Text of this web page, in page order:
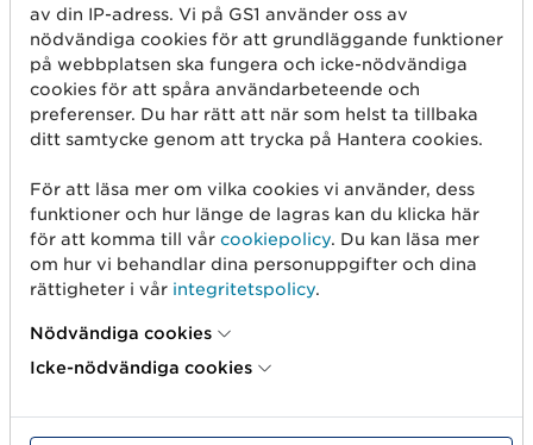
L
m
n
d
m
av din IP-adress. Vi på GS1 använder oss av
nödvändiga cookies för att grundläggande funktioner
på webbplatsen ska fungera och icke-nödvändiga
cookies för att spåra användarbeteende och
preferenser. Du har rätt att när som helst ta tillbaka
ditt samtycke genom att trycka på Hantera cookies.
För att läsa mer om vilka cookies vi använder, dess
funktioner och hur länge de lagras kan du klicka här
för att komma till vår cookiepolicy. Du kan läsa mer
om hur vi behandlar dina personuppgifter och dina
rättigheter i vår integritetspolicy.
Nödvändiga cookies
Icke-nödvändiga cookies